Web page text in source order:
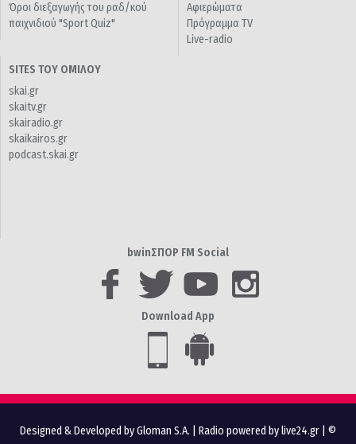
Όροι διεξαγωγής του ραδ/κού
παιχνιδιού "Sport Quiz"
Αφιερώματα
Πρόγραμμα TV
Live-radio
SITES ΤΟΥ ΟΜΙΛΟΥ
skai.gr
skaitv.gr
skairadio.gr
skaikairos.gr
podcast.skai.gr
bwinΣΠΟΡ FM Social
Download App
Designed & Developed by Gloman S.A. Radio powered by live24.gr | ©